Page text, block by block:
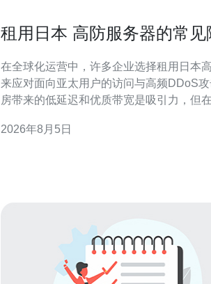
租用日本 高防服务器的常见
在全球化运营中，许多企业选择租用日本
来应对面向亚太用户的访问与高频DDoS
房带来的低延迟和优质带宽是吸引力，但
本和服务中断。 陷阱一：隐藏流量与带宽费用。部分
2026年8月5日